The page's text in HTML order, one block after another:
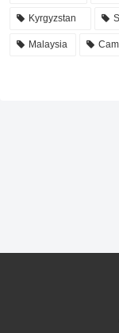
Kyrgyzstan
Malaysia